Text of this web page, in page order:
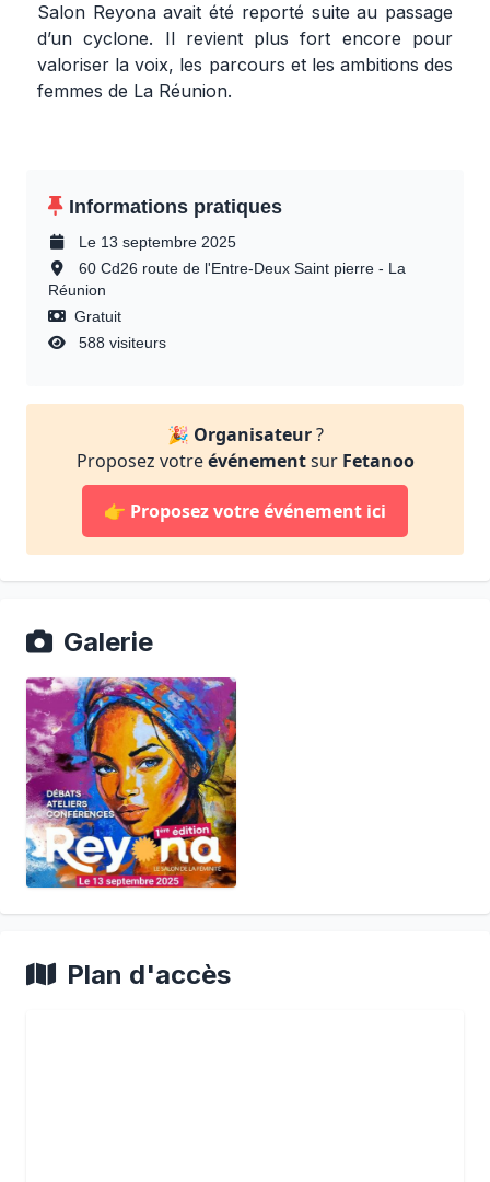
Salon Reyona avait été reporté suite au passage
d’un cyclone. Il revient plus fort encore pour
valoriser la voix, les parcours et les ambitions des
femmes de La Réunion.
Informations pratiques
Le 13 septembre 2025
60 Cd26 route de l'Entre-Deux Saint pierre - La
Réunion
Gratuit
588 visiteurs
🎉 Organisateur?
Proposez votreévénementsur Fetanoo
👉 Proposez votre événement ici
Galerie
Plan d'accès